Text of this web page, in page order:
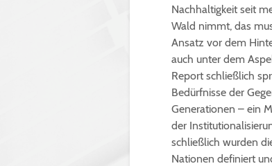
Nachhaltigkeit seit
Wald nimmt, das
Ansatz vor dem
auch unter dem
Report schließlich
Bedürfnisse der
Generationen – ein
der
schließlich wurden
Nationen definiert